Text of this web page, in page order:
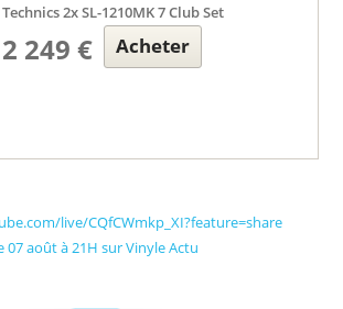
Technics 2x SL-1210MK 7 Club Set
2 249 € Acheter
07 août à 21H sur Vinyle Actu